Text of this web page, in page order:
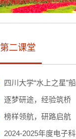
第二课堂
四川大学“水上之星”
逐梦研途，经验筑桥
榜样领航，研路启航
2024-2025年度电子